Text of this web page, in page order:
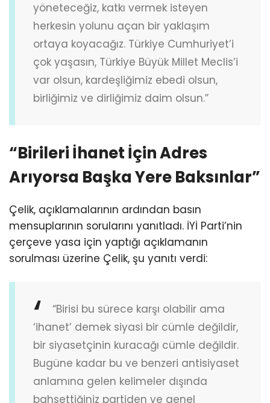
yöneteceğiz, katkı vermek isteyen
herkesin yolunu açan bir yaklaşım
ortaya koyacağız. Türkiye Cumhuriyet’i
çok yaşasın, Türkiye Büyük Millet Meclis’i
var olsun, kardeşliğimiz ebedi olsun,
birliğimiz ve dirliğimiz daim olsun.”
“Birileri İhanet İçin Adres
Arıyorsa Başka Yere Baksınlar”
Çelik, açıklamalarının ardından basın
mensuplarının sorularını yanıtladı. İYİ Parti’nin
çerçeve yasa için yaptığı açıklamanın
sorulması üzerine Çelik, şu yanıtı verdi:
“Birisi bu sürece karşı olabilir ama
‘ihanet’ demek siyasi bir cümle değildir,
bir siyasetçinin kuracağı cümle değildir.
Bugüne kadar bu ve benzeri antisiyaset
anlamına gelen kelimeler dışında
bahsettiğiniz partiden ve genel